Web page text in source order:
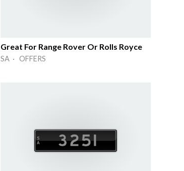
Great For Range Rover Or Rolls Royce
SA · OFFERS